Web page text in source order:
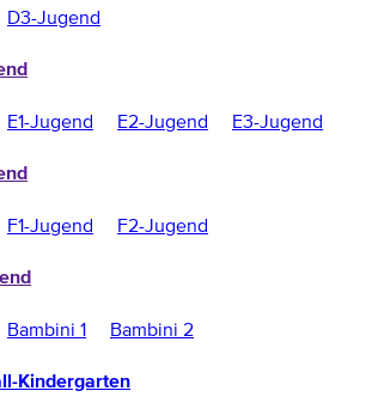
D3-Jugend
E1-Jugend E2-Jugend E3-Jugend
F1-Jugend F2-Jugend
Bambini 1 Bambini 2
Kindergarten